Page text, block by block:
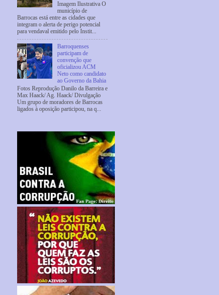
Imagem Ilustrativa O
município de
Barrocas está entre as cidades que
integram o alerta de perigo potencial
para vendaval emitido pelo Instit...
Barroquenses
participam de
convenção que
oficializou ACM
Neto como candidato
ao Governo da Bahia
Fotos Reprodução Danilo da Barreira e
Max Haack/ Ag. Haack/ Divulgação
Um grupo de moradores de Barrocas
ligados à oposição participou, na q...